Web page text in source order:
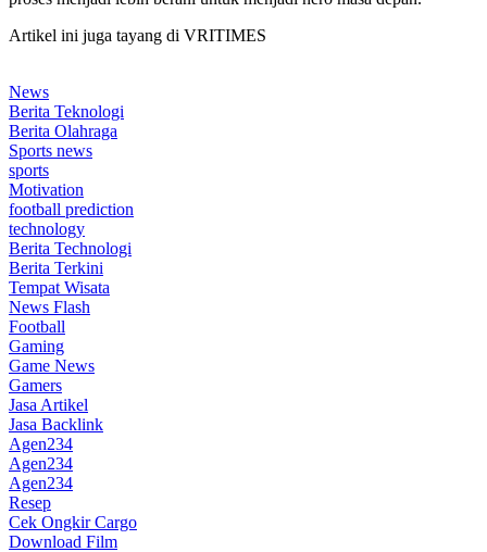
Artikel ini juga tayang di VRITIMES
News
Berita Teknologi
Berita Olahraga
Sports news
sports
Motivation
football prediction
technology
Berita Technologi
Berita Terkini
Tempat Wisata
News Flash
Football
Gaming
Game News
Gamers
Jasa Artikel
Jasa Backlink
Agen234
Agen234
Agen234
Resep
Cek Ongkir Cargo
Download Film